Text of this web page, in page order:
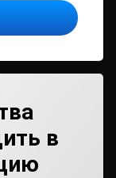
«За спасение
в